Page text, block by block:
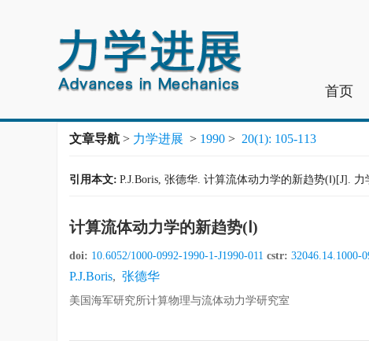
首页
文章导航 > 力学进展 > 1990 > 20(1): 105-113
引用本文: P.J.Boris, 张德华. 计算流体动力学的新趋势(Ⅰ)[J]. 力
计算流体动力学的新趋势(Ⅰ)
doi: 10.6052/1000-0992-1990-1-J1990-011 cstr: 32046.14.1000-
P.J.Boris, 张德华
美国海军研究所计算物理与流体动力学研究室